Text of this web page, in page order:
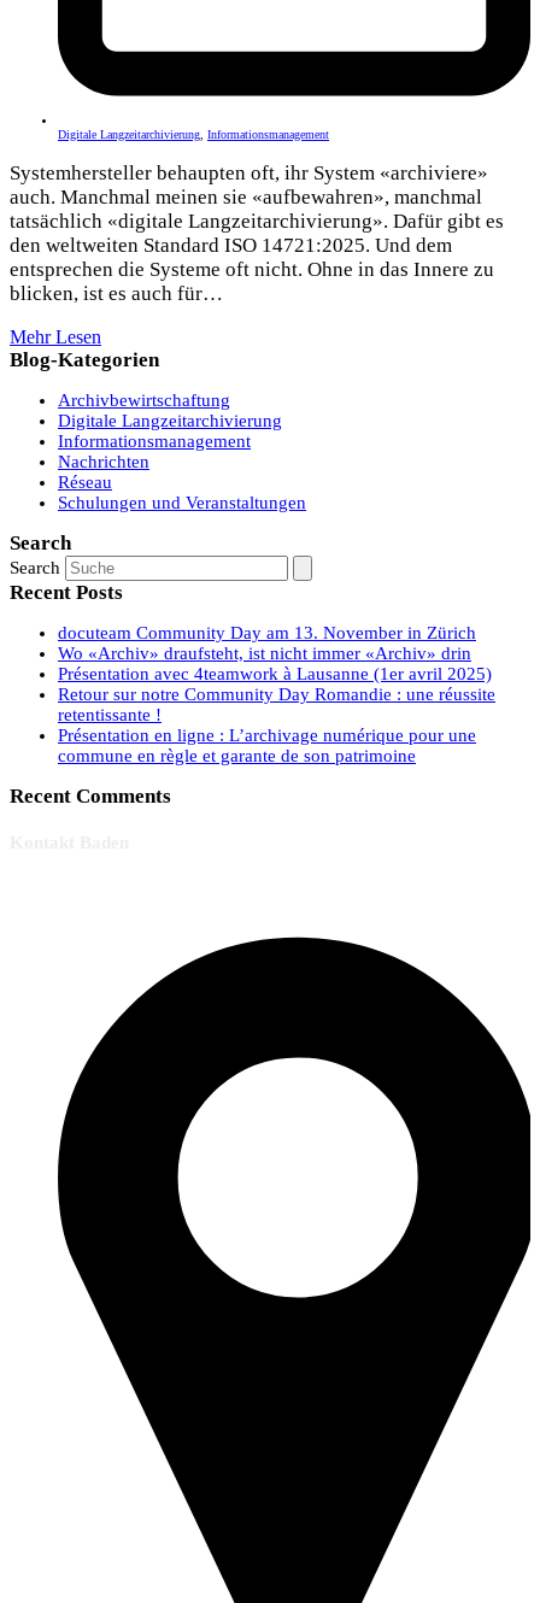
Digitale Langzeitarchivierung Informationsmanagement
Systemhersteller behaupten oft, ihr System «archiviere»
auch. Manchmal meinen sie «aufbewahren», manchmal
tatsächlich «digitale Langzeitarchivierung». Dafür gibt es
den weltweiten Standard ISO 14721:2025. Und dem
entsprechen die Systeme oft nicht. Ohne in das Innere zu
blicken, ist es auch für…
Mehr Lesen
Blog-Kategorien
Archivbewirtschaftung
Digitale Langzeitarchivierung
Informationsmanagement
Nachrichten
Réseau
Schulungen und Veranstaltungen
Search
Search
Recent Posts
docuteam Community Day am 13. November in Zürich
Wo «Archiv» draufsteht, ist nicht immer «Archiv» drin
Présentation avec 4teamwork à Lausanne (1er avril 2025)
Retour sur notre Community Day Romandie : une réussite
retentissante !
Présentation en ligne : L’archivage numérique pour une
commune en règle et garante de son patrimoine
Recent Comments